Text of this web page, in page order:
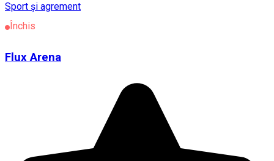
Sport și agrement
Închis
Flux Arena